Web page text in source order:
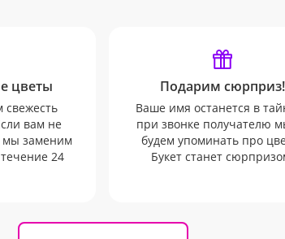
цветы
вам не
мы заменим
24
Подарим сюрприз!
Ваше имя останется в
при звонке получателю
будем упоминать про
Букет станет